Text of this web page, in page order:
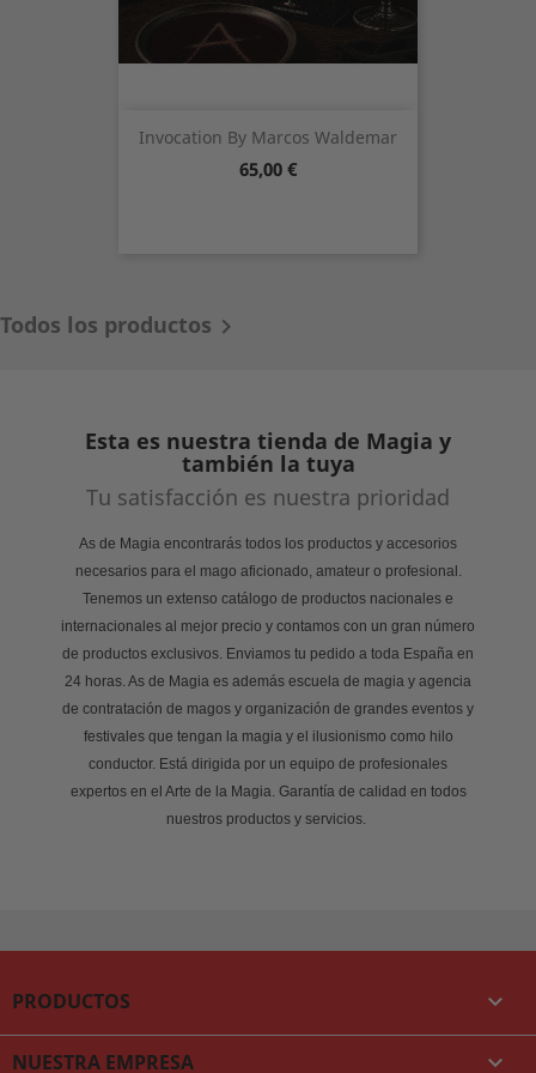
Invocation By Marcos Waldemar
Precio
65,00 €
Todos los productos 
Esta es nuestra tienda de Magia y
también la tuya
Tu satisfacción es nuestra prioridad
As de Magia encontrarás todos los productos y accesorios
necesarios para el mago aficionado, amateur o profesional.
Tenemos un extenso catálogo de productos nacionales e
internacionales al mejor precio y contamos con un gran número
de productos exclusivos. Enviamos tu pedido a toda España en
24 horas. As de Magia es además escuela de magia y agencia
de contratación de magos y organización de grandes eventos y
festivales que tengan la magia y el ilusionismo como hilo
conductor. Está dirigida por un equipo de profesionales
expertos en el Arte de la Magia. Garantía de calidad en todos
nuestros productos y servicios.
PRODUCTOS 
NUESTRA EMPRESA 